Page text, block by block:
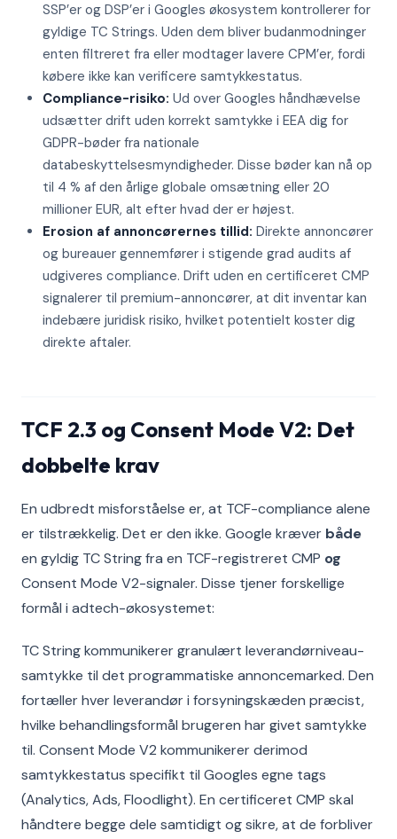
SSP’er og DSP’er i Googles økosystem kontrollerer for
gyldige TC Strings. Uden dem bliver budanmodninger
enten filtreret fra eller modtager lavere CPM’er, fordi
købere ikke kan verificere samtykkestatus.
Compliance-risiko: Ud over Googles håndhævelse
udsætter drift uden korrekt samtykke i EEA dig for
GDPR-bøder fra nationale
databeskyttelsesmyndigheder. Disse bøder kan nå op
til 4 % af den årlige globale omsætning eller 20
millioner EUR, alt efter hvad der er højest.
Erosion af annoncørernes tillid: Direkte annoncører
og bureauer gennemfører i stigende grad audits af
udgiveres compliance. Drift uden en certificeret CMP
signalerer til premium-annoncører, at dit inventar kan
indebære juridisk risiko, hvilket potentielt koster dig
direkte aftaler.
TCF 2.3 og Consent Mode V2: Det
dobbelte krav
En udbredt misforståelse er, at TCF-compliance alene
er tilstrækkelig. Det er den ikke. Google kræver både
en gyldig TC String fra en TCF-registreret CMP og
Consent Mode V2-signaler. Disse tjener forskellige
formål i adtech-økosystemet:
TC String kommunikerer granulært leverandørniveau-
samtykke til det programmatiske annoncemarked. Den
fortæller hver leverandør i forsyningskæden præcist,
hvilke behandlingsformål brugeren har givet samtykke
til. Consent Mode V2 kommunikerer derimod
samtykkestatus specifikt til Googles egne tags
(Analytics, Ads, Floodlight). En certificeret CMP skal
håndtere begge dele samtidigt og sikre, at de forbliver